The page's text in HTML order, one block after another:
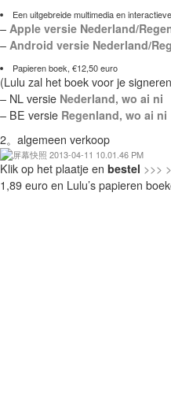
Een uitgebreide multimedia en
– Apple versie Nederland/
– Android versie Nederland/
Papieren boek, €12,50 euro
(Lulu zal het boek voor je
– NL versie Nederland, wo ai ni
– BE versie Regenland, wo ai ni
2。algemeen verkoop
Klik op het plaatje en bestel >>>
1,89 euro en Lulu’s papieren